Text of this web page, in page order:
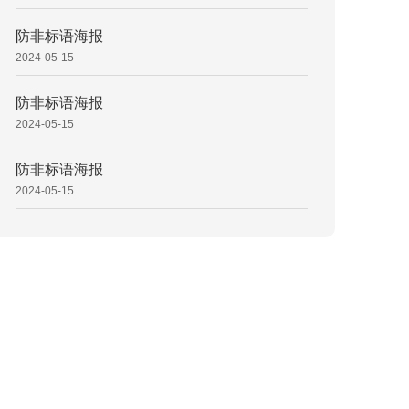
防非标语海报
2024-05-15
防非标语海报
2024-05-15
防非标语海报
2024-05-15